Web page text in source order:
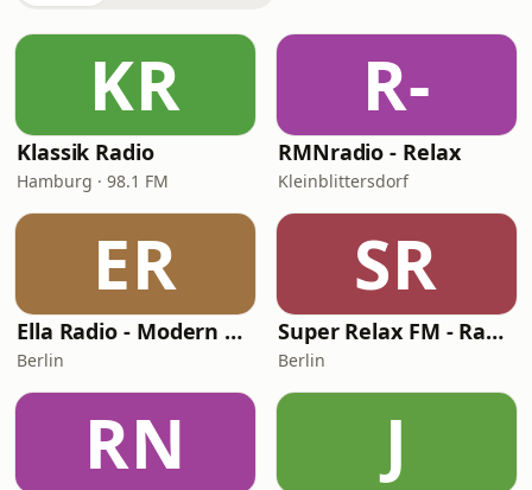
KR
Klassik Radio
Hamburg · 98.1 FM
R-
RMNradio - Relax
Kleinblittersdorf
ER
Ella Radio - Modern Vocal Jazz
Berlin
SR
Super Relax FM - Radio.menu
Berlin
RN J